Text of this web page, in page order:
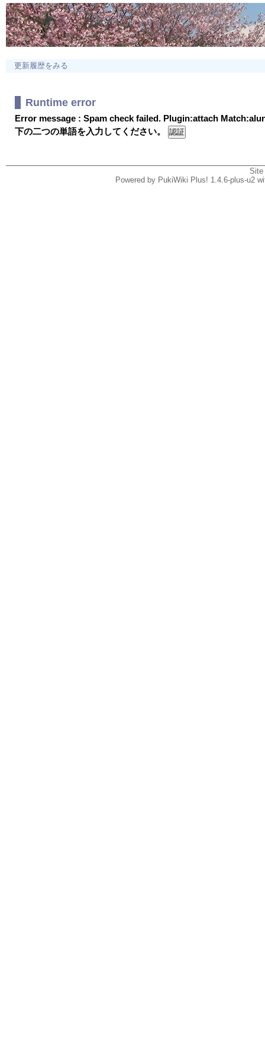
更新履歴をみる
Runtime error
Error message : Spam check failed. Plugin:attach
下の二つの単語を入力してください。
Powered by PukiWiki Plus! 1.4.6-plus-u2